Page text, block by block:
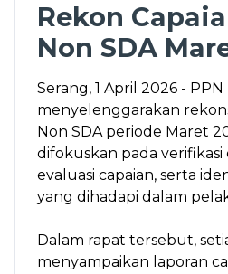
Rekon
Non SDA
Serang, 1 April 2026 -
menyelenggarakan
Non SDA periode Maret
difokuskan pada
evaluasi capaian, serta
yang dihadapi dalam
Dalam rapat tersebut,
menyampaikan laporan